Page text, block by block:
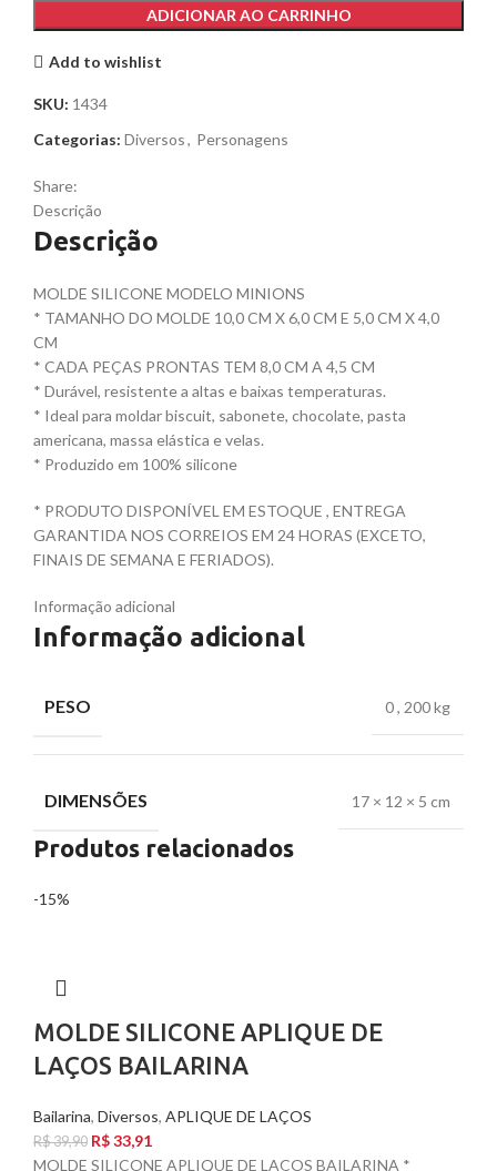
ADICIONAR AO CARRINHO
Add to wishlist
SKU: 1434
Categorias: Diversos, Personagens
Share:
Descrição
Descrição
MOLDE SILICONE MODELO MINIONS
* TAMANHO DO MOLDE 10,0 CM X 6,0 CM E 5,0 CM X 4,0
CM
* CADA PEÇAS PRONTAS TEM 8,0 CM A 4,5 CM
* Durável, resistente a altas e baixas temperaturas.
* Ideal para moldar biscuit, sabonete, chocolate, pasta
americana, massa elástica e velas.
* Produzido em 100% silicone
* PRODUTO DISPONÍVEL EM ESTOQUE , ENTREGA
GARANTIDA NOS CORREIOS EM 24 HORAS (EXCETO,
FINAIS DE SEMANA E FERIADOS).
Informação adicional
Informação adicional
PESO 0, 200 kg
DIMENSÕES 17 × 12 × 5 cm
Produtos relacionados
-15%
MOLDE SILICONE APLIQUE DE
LAÇOS BAILARINA
Bailarina, Diversos, APLIQUE DE LAÇOS
R$39,90 R$33,91
MOLDE SILICONE APLIQUE DE LAÇOS BAILARINA *